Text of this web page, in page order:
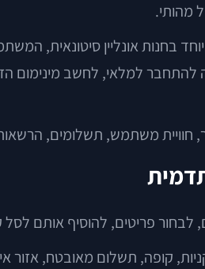
מהותי.
אונליין סיטונאית,
חוויית משתמש, תשלומים,
פריטים, להוסיף אותם לסל
קופה, תשלום מאובטח, אזור